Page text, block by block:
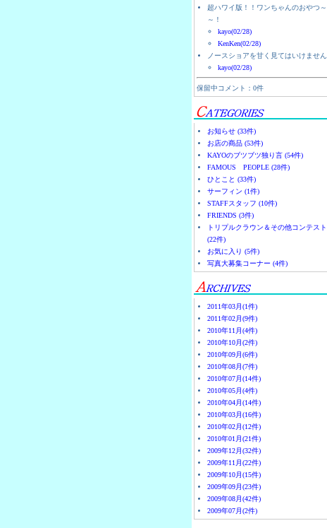
超ハワイ版！！ワンちゃんのおやつ～
～！
kayo(02/28)
KenKen(02/28)
ノースショアを甘く見てはいけません
kayo(02/28)
保留中コメント：0件
お知らせ (33件)
お店の商品 (53件)
KAYOのブツブツ独り言 (54件)
FAMOUS PEOPLE (28件)
ひとこと (33件)
サーフィン (1件)
STAFFスタッフ (10件)
FRIENDS (3件)
トリプルクラウン＆その他コンテスト
(22件)
お気に入り (5件)
写真大募集コーナー (4件)
2011年03月(1件)
2011年02月(9件)
2010年11月(4件)
2010年10月(2件)
2010年09月(6件)
2010年08月(7件)
2010年07月(14件)
2010年05月(4件)
2010年04月(14件)
2010年03月(16件)
2010年02月(12件)
2010年01月(21件)
2009年12月(32件)
2009年11月(22件)
2009年10月(15件)
2009年09月(23件)
2009年08月(42件)
2009年07月(2件)